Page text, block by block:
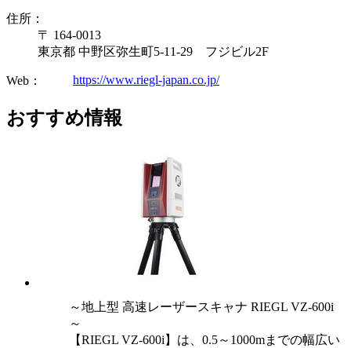
住所：
〒 164-0013
東京都 中野区弥生町5-11-29 フジビル2F
Web： https://www.riegl-japan.co.jp/
おすすめ情報
～地上型 高速レーザースキャナ RIEGL VZ-600i
～
【RIEGL VZ-600i】は、0.5～1000mまでの幅広い